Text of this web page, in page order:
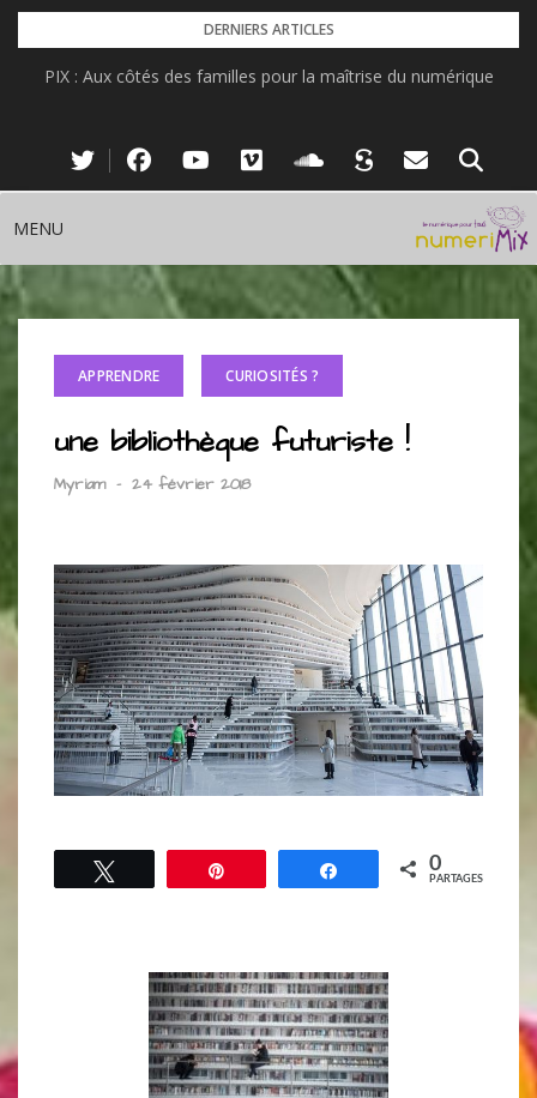
Skip
content
DERNIERS ARTICLES
PIX : Aux côtés des familles pour la maîtrise du numérique
MENU
APPRENDRE CURIOSITÉS ?
une bibliothèque futuriste !
Myriam - 24 février 2018
Partagez 0
PARTAGES